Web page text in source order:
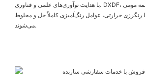
با هدایت نوآوری‌های علمی و فناوری، DXDF، مجسمه مومی Grand Orient همیشه به سمت بیرون گرایش دارد و بر اساس نوآوری‌های فناوری، به توسعه مثبت پایبند است. مجسمه مرد آهنی در اندازه واقعی برای فروش ما قول می‌دهیم که به هر مشتری محصولات با
رنگرزی حرارتی، عوامل رنگ‌آمیزی کاملاً حل و مخلوط
می‌شوند.